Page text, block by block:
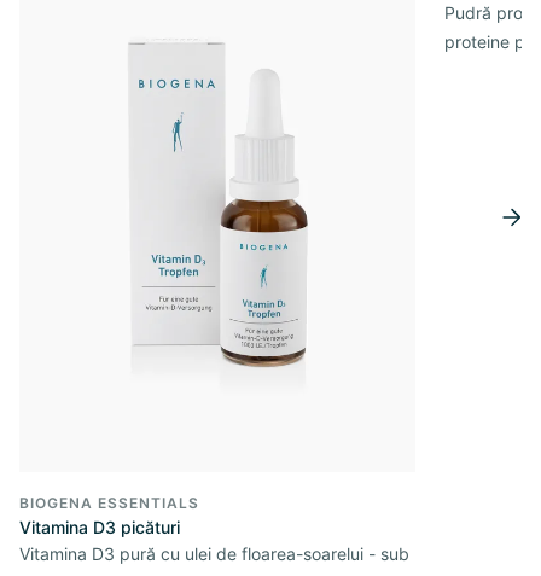
BIOGENA ESSENTIALS
Vitamina D3 picături
Vitamina D3 pură cu ulei de floarea-soarelui - sub
Pudră
proteine pe